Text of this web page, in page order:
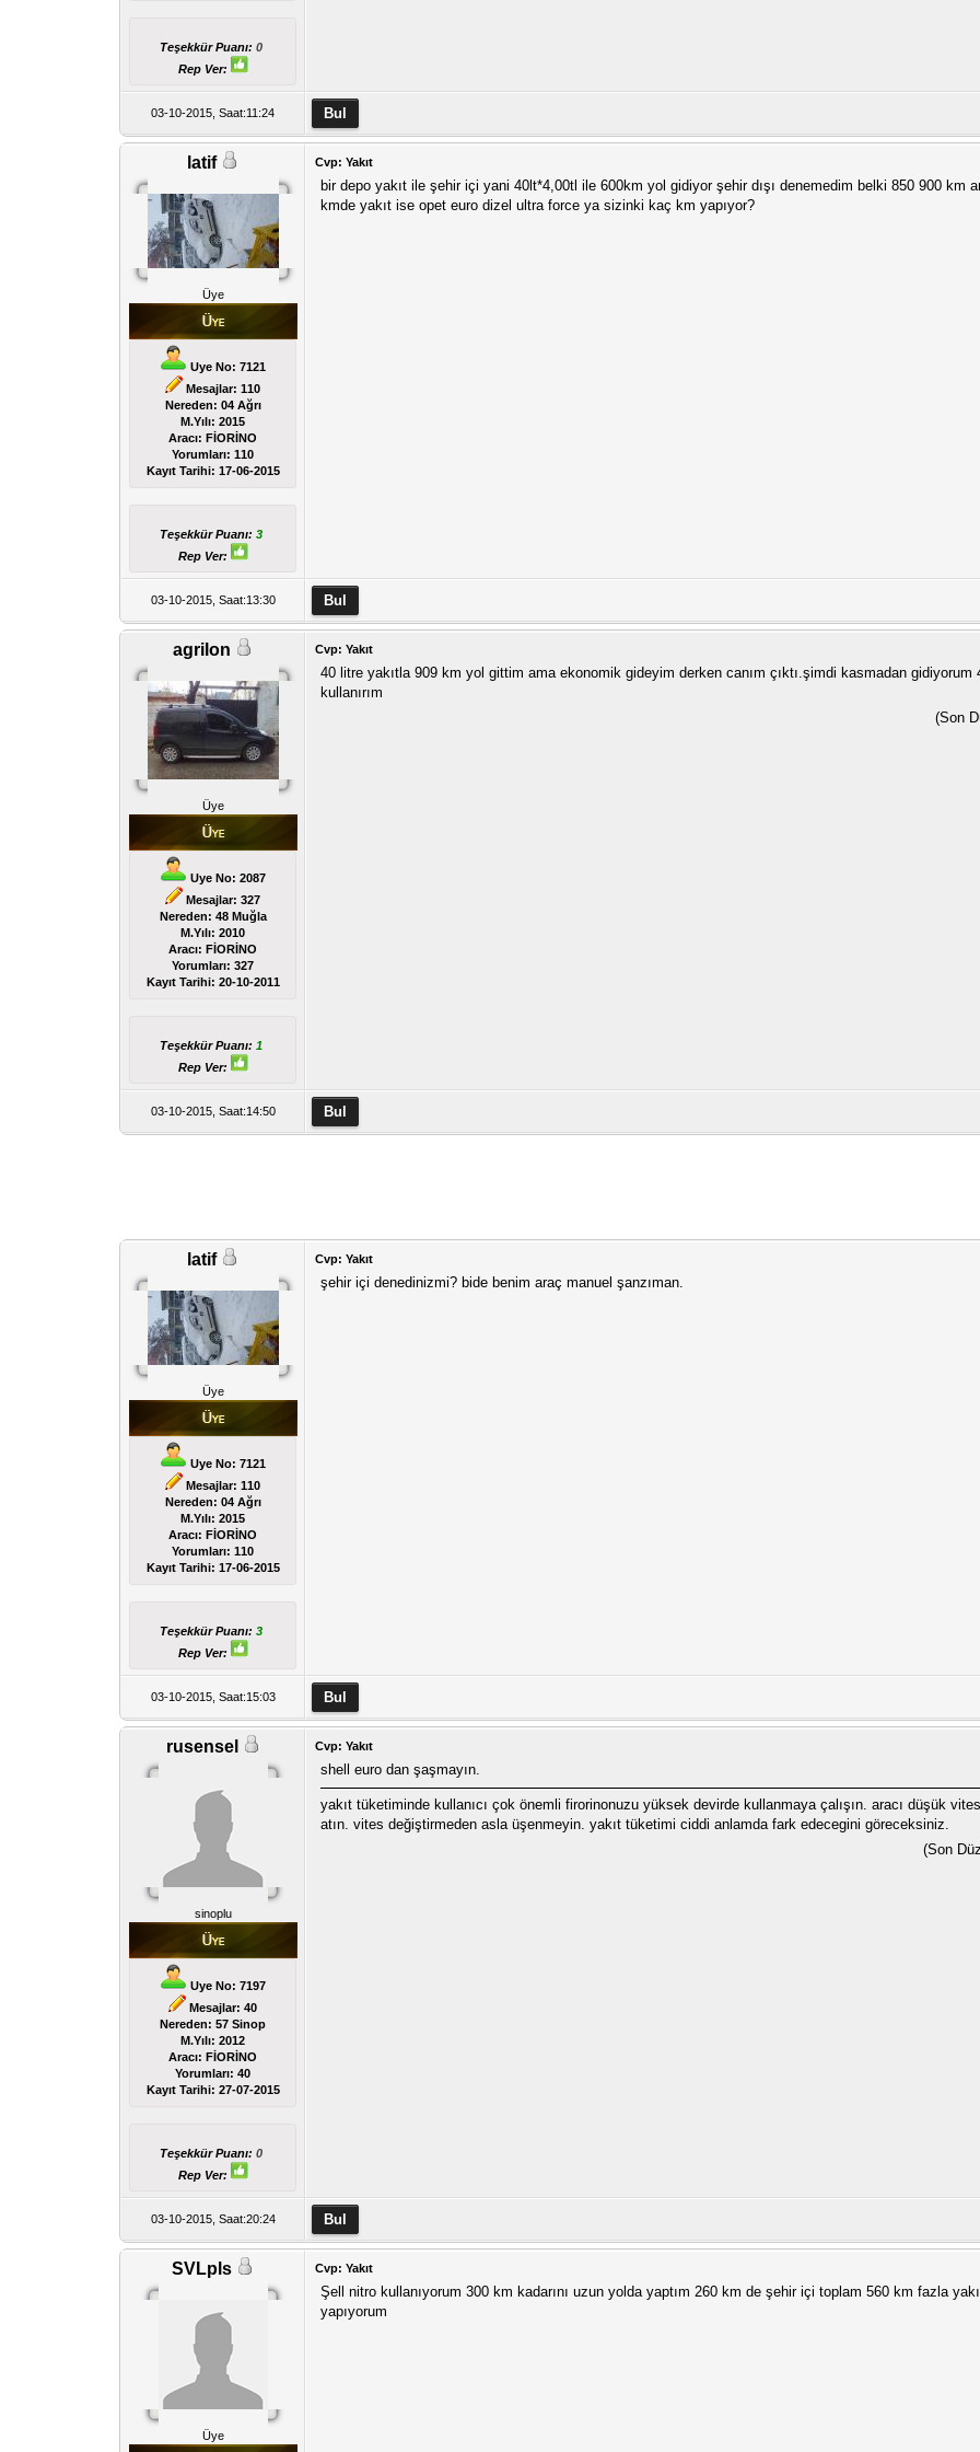
Teşekkür Puanı:0
Rep Ver:
03-10-2015, Saat:11:24
latif
Üye
Uye No: 7121
Mesajlar: 110
Nereden: 04 Ağrı
M.Yılı: 2015
Aracı: FİORİNO
Yorumları:110
Kayıt Tarihi: 17-06-2015
Teşekkür Puanı:3
Rep Ver:
Cvp: Yakıt
bir depo yakıt ile şehir içi yani 40lt*4,00tl ile 600km yol gidiyor şehir dışı denemedim belki 850 900 km
kmde yakıt ise opet euro dizel ultra force ya sizinki kaç km yapıyor?
03-10-2015, Saat:13:30
agrilon
Üye
Uye No: 2087
Mesajlar: 327
Nereden: 48 Muğla
M.Yılı: 2010
Aracı: FİORİNO
Yorumları:327
Kayıt Tarihi: 20-10-2011
Teşekkür Puanı:1
Rep Ver:
Cvp: Yakıt
40 litre yakıtla 909 km yol gittim ama ekonomik gideyim derken canım çıktı.şimdi kasmadan
kullanırım
(Son
03-10-2015, Saat:14:50
latif
Üye
Uye No: 7121
Mesajlar: 110
Nereden: 04 Ağrı
M.Yılı: 2015
Aracı: FİORİNO
Yorumları:110
Kayıt Tarihi: 17-06-2015
Teşekkür Puanı:3
Rep Ver:
Cvp: Yakıt
şehir içi denedinizmi? bide benim araç manuel şanzıman.
03-10-2015, Saat:15:03
rusensel
sinoplu
Uye No: 7197
Mesajlar: 40
Nereden: 57 Sinop
M.Yılı: 2012
Aracı: FİORİNO
Yorumları:40
Kayıt Tarihi: 27-07-2015
Teşekkür Puanı:0
Rep Ver:
Cvp: Yakıt
shell euro dan şaşmayın.
yakıt tüketiminde kullanıcı çok önemli firorinonuzu yüksek devirde kullanmaya çalışın. aracı düşük
atın. vites değiştirmeden asla üşenmeyin. yakıt tüketimi ciddi anlamda fark edecegini göreceksiniz.
(Son
03-10-2015, Saat:20:24
SVLpls
Üye
Cvp: Yakıt
Şell nitro kullanıyorum 300 km kadarını uzun yolda yaptım 260 km de şehir içi toplam 560 km fazla
yapıyorum